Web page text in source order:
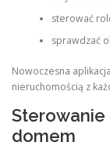
sterować
sprawdzać
Nowoczesna
nieruchomością z
Sterowanie
domem